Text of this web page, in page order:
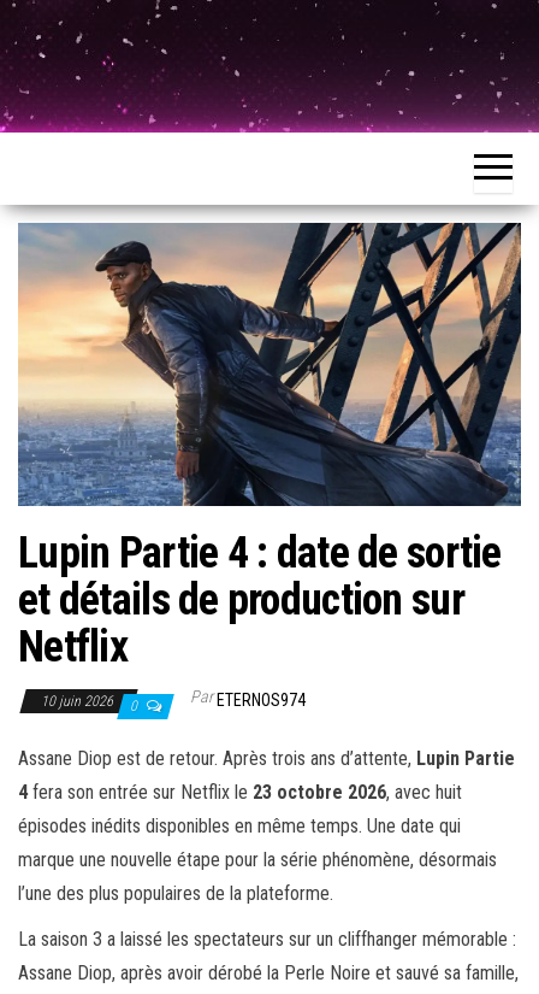
Lupin Partie 4 : date de sortie
et détails de production sur
Netflix
10 juin 2026 0 ParETERNOS974
Assane Diop est de retour. Après trois ans d’attente, Lupin Partie
4fera son entrée sur Netflix le 23 octobre 2026, avec huit
épisodes inédits disponibles en même temps. Une date qui
marque une nouvelle étape pour la série phénomène, désormais
l’une des plus populaires de la plateforme.
La saison 3 a laissé les spectateurs sur un cliffhanger mémorable :
Assane Diop, après avoir dérobé la Perle Noire et sauvé sa famille,